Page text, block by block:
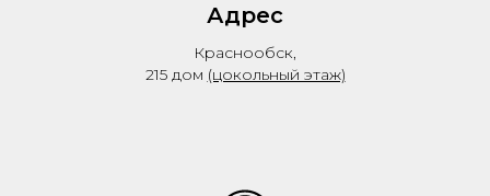
Адрес
Краснообск,
215 дом (цокольный этаж)